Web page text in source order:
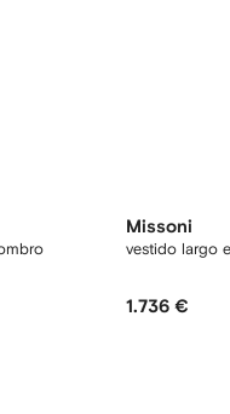
Missoni
vestido largo
1.736 €